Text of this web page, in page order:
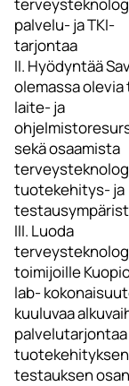
palvelu- ja TKI-
tarjontaa
II. Hyödyntää
olemassa olevia
laite- ja
sekä osaamista
tuotekehitys- ja
III. Luoda
toimijoille
lab-
kuuluvaa
palvelutarjontaa
testauksen